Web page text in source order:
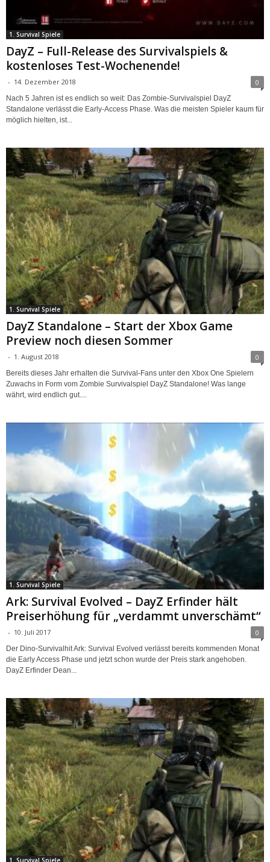
1. Survival Spiele
DayZ – Full-Release des Survivalspiels &
kostenloses Test-Wochenende!
- 14. Dezember 2018 0
Nach 5 Jahren ist es endlich so weit: Das Zombie-Survivalspiel DayZ
Standalone verlässt die Early-Access Phase. Was die meisten Spieler kaum für
möglich hielten, ist...
1. Survival Spiele
DayZ Standalone – Start der Xbox Game
Preview noch diesen Sommer
- 1. August 2018 0
Bereits dieses Jahr erhalten die Survival-Fans unter den Xbox One Spielern
Zuwachs in Form vom Zombie Survivalspiel DayZ Standalone! Was lange
währt, wird endlich gut....
1. Survival Spiele
Ark: Survival Evolved – DayZ Erfinder hält
Preiserhöhung für „verdammt unverschämt“
- 10. Juli 2017 0
Der Dino-Survivalhit Ark: Survival Evolved verlässt bereits kommenden Monat
die Early Access Phase und jetzt schon wurde der Preis stark angehoben.
DayZ Erfinder Dean...
1. Survival Spiele